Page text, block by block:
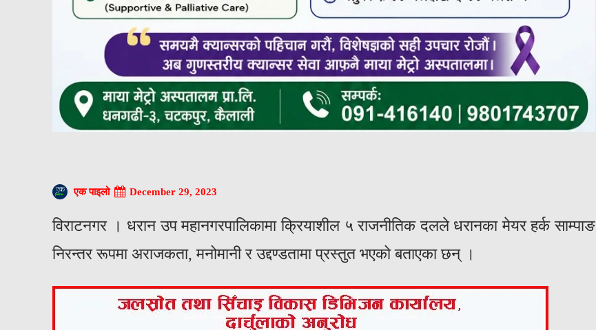
एक पाइलो December 29, 2023
विराटनगर । धरान उप महानगरपालिकामा क्रियाशील ५ राजनीतिक दलले धरानका मेयर हर्क साम्पाङ
निरन्तर रूपमा अराजकता, मनोमानी र उद्दण्डतामा प्रस्तुत भएको बताएका छन् ।